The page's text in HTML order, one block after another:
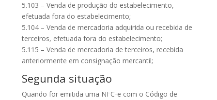
5.103 – Venda de produção do estabelecimento,
efetuada fora do estabelecimento;
5.104 – Venda de mercadoria adquirida ou recebida de
terceiros, efetuada fora do estabelecimento;
5.115 – Venda de mercadoria de terceiros, recebida
anteriormente em consignação mercantil;
Segunda situação
Quando for emitida uma NFC-e com o Código de